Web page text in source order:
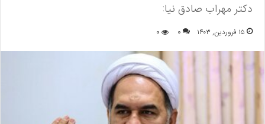
دکتر مهراب صادق نیا:
۱۵ فروردین, ۱۴۰۳ 0
0